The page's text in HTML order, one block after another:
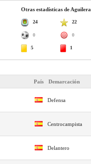
Otras estadísticas de Aguilera
24 22
0 0
5 1
País Demarcación
Defensa
Centrocampista
Delantero